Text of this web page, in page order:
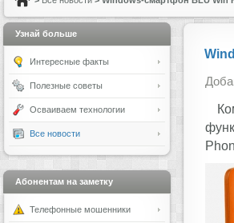
Узнай больше
Интересные факты
Полезные советы
Осваиваем технологии
Все новости
Абонентам на заметку
Телефонные мошенники